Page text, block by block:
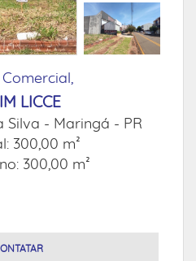
Comercial,
LICCE
Silva - Maringá - PR
300,00 m²
300,00 m²